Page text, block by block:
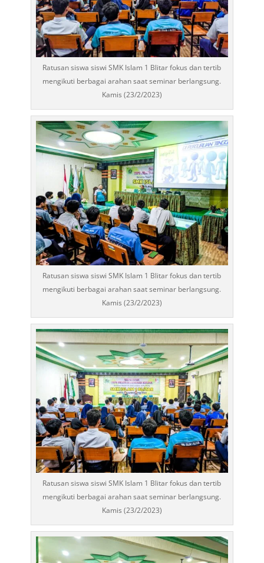
Ratusan siswa siswi SMK Islam 1 Blitar fokus dan tertib
mengikuti berbagai arahan saat seminar berlangsung.
Kamis (23/2/2023)
Ratusan siswa siswi SMK Islam 1 Blitar fokus dan tertib
mengikuti berbagai arahan saat seminar berlangsung.
Kamis (23/2/2023)
Ratusan siswa siswi SMK Islam 1 Blitar fokus dan tertib
mengikuti berbagai arahan saat seminar berlangsung.
Kamis (23/2/2023)